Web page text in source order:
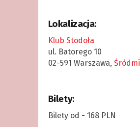
Lokalizacja:
Klub Stodoła
ul. Batorego 10
02-591 Warszawa,
Bilety:
Bilety od - 168 PLN